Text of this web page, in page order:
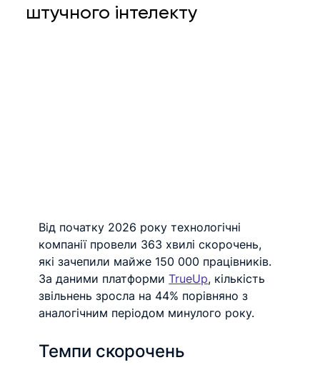
штучного інтелекту
Від початку 2026 року технологічні
компанії провели 363 хвилі скорочень,
які зачепили майже 150 000 працівників.
За даними платформи TrueUp, кількість
звільнень зросла на 44% порівняно з
аналогічним періодом минулого року.
Темпи скорочень